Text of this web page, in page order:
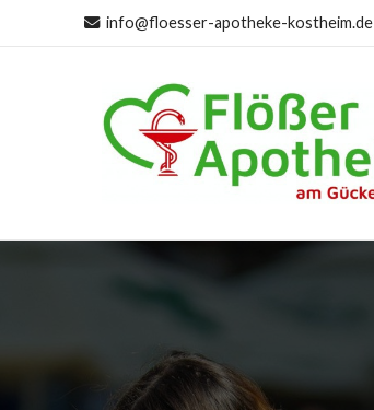
info@floesser-apotheke-kostheim.de